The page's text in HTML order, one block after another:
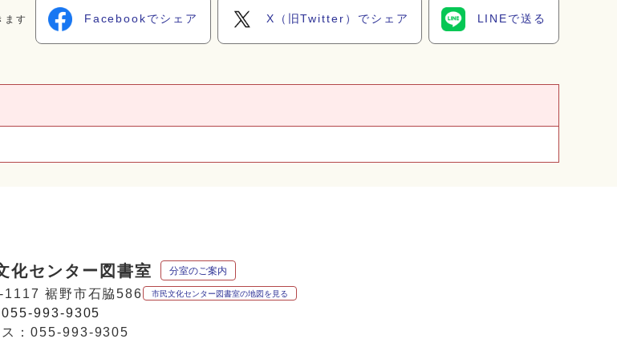
ます Facebookでシェア X（旧Twitter）でシェア LINEで送る
化センター図書室 分室のご案内
1117 裾野市石脇586 市民文化センター図書室の地図を見る
055-993-9305
ス：055-993-9305